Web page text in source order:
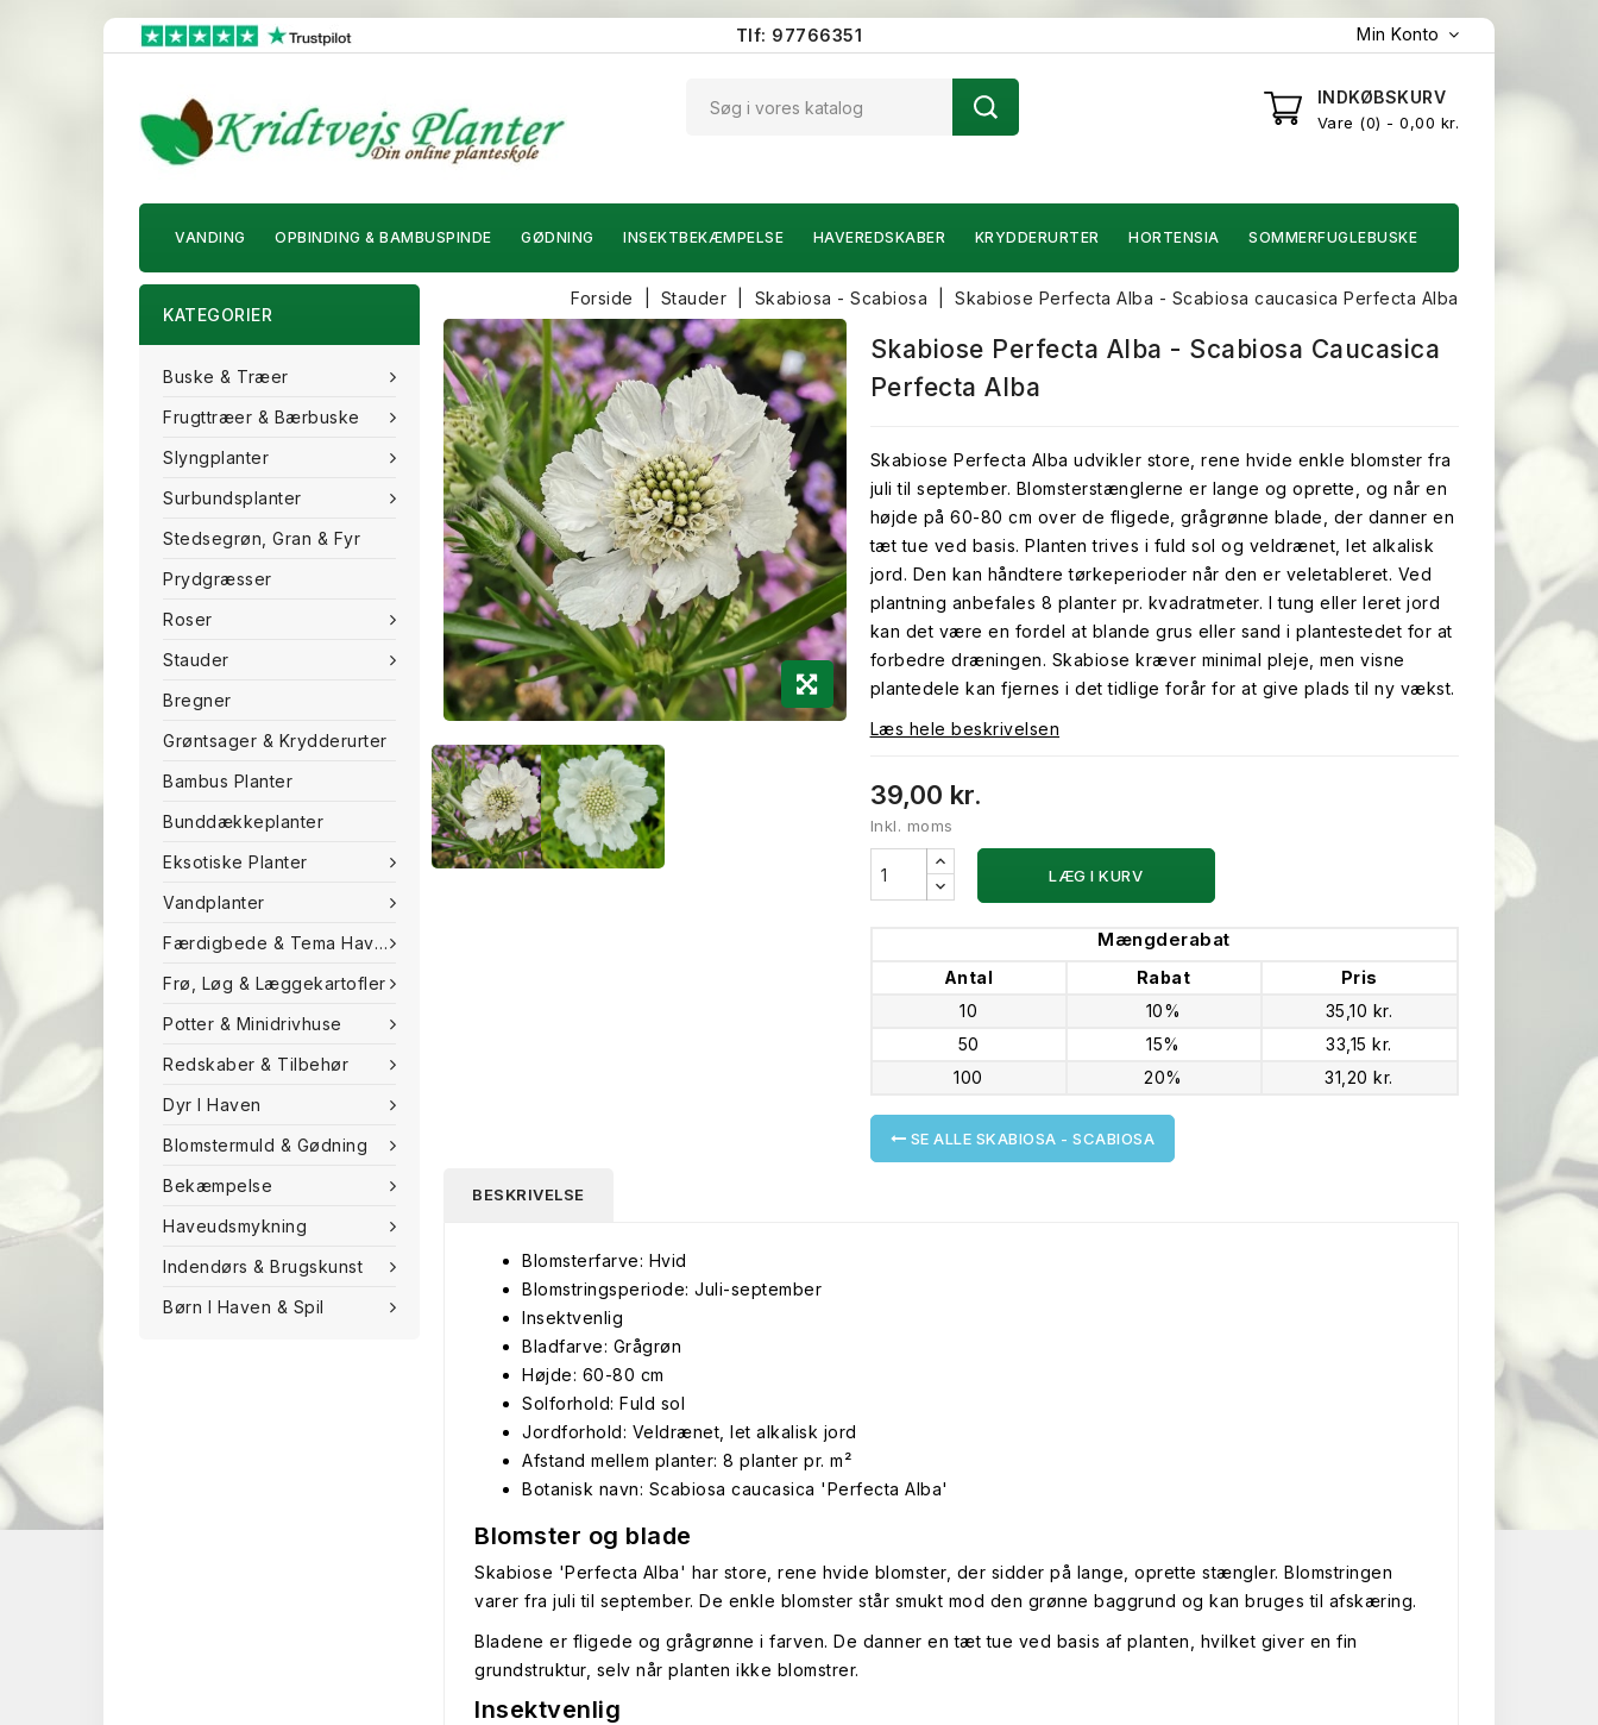
Tlf: 97766351 Min Konto
INDKØBSKURV
Vare 0 - 0,00 kr.
VANDING OPBINDING & BAMBUSPINDE GØDNING INSEKTBEKÆMPELSE HAVEREDSKABER KRYDDERURTER HORTENSIA SOMMERFUGLEBUSKE
KATEGORIER
Buske & Træer
Frugttræer & Bærbuske
Slyngplanter
Surbundsplanter
Stedsegrøn, Gran & Fyr
Prydgræsser
Roser
Stauder
Bregner
Grøntsager & Krydderurter
Bambus Planter
Bunddækkeplanter
Eksotiske Planter
Vandplanter
Færdigbede & Tema Haven
Frø, Løg & Læggekartofler
Potter & Minidrivhuse
Redskaber & Tilbehør
Dyr I Haven
Blomstermuld & Gødning
Bekæmpelse
Haveudsmykning
Indendørs & Brugskunst
Børn I Haven & Spil
Forside Stauder Skabiosa - Scabiosa Skabiose Perfecta Alba - Scabiosa caucasica Perfecta Alba
Skabiose Perfecta Alba - Scabiosa Caucasica
Perfecta Alba
Skabiose Perfecta Alba udvikler store, rene hvide enkle blomster fra
juli til september. Blomsterstænglerne er lange og oprette, og når en
højde på 60-80 cm over de fligede, grågrønne blade, der danner en
tæt tue ved basis. Planten trives i fuld sol og veldrænet, let alkalisk
jord. Den kan håndtere tørkeperioder når den er veletableret. Ved
plantning anbefales 8 planter pr. kvadratmeter. I tung eller leret jord
kan det være en fordel at blande grus eller sand i plantestedet for at
forbedre dræningen. Skabiose kræver minimal pleje, men visne
plantedele kan fjernes i det tidlige forår for at give plads til ny vækst.
Læs hele beskrivelsen
39,00 kr.
Inkl. moms
LÆG I KURV
Mængderabat
Antal Rabat
Pris
10
10%
35,10 kr.
50
15%
33,15 kr.
100
20% 31,20 kr.
SE ALLE SKABIOSA - SCABIOSA
BESKRIVELSE
Blomsterfarve: Hvid
Blomstringsperiode: Juli-september
Insektvenlig
Bladfarve: Grågrøn
Højde: 60-80 cm
Solforhold: Fuld sol
Jordforhold: Veldrænet, let alkalisk jord
Afstand mellem planter: 8 planter pr. m²
Botanisk navn: Scabiosa caucasica 'Perfecta Alba'
Blomster og blade
Skabiose 'Perfecta Alba' har store, rene hvide blomster, der sidder på lange, oprette stængler. Blomstringen
varer fra juli til september. De enkle blomster står smukt mod den grønne baggrund og kan bruges til afskæring.
Bladene er fligede og grågrønne i farven. De danner en tæt tue ved basis af planten, hvilket giver en fin
grundstruktur, selv når planten ikke blomstrer.
Insektvenlig